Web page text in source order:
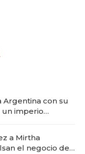
Argentina con su
imperio
a Mirtha
el negocio del